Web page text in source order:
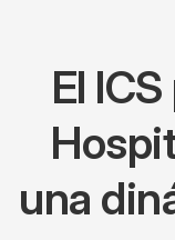
El
una